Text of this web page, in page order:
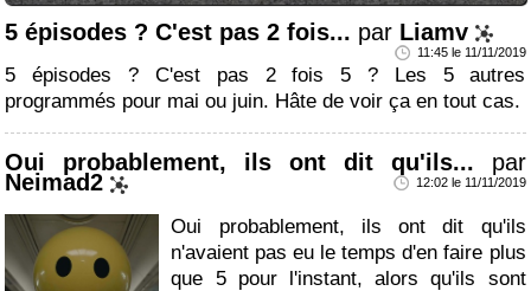
5 épisodes ? C'est pas 2 fois... par Liamv
11:45 le 11/11/2019
5 épisodes ? C'est pas 2 fois 5 ? Les 5 autres
programmés pour mai ou juin. Hâte de voir ça en tout cas.
Oui probablement, ils ont dit qu'ils... par
Neimad2 12:02 le 11/11/2019
Oui probablement, ils ont dit qu'ils
n'avaient pas eu le temps d'en faire plus
que 5 pour l'instant, alors qu'ils sont